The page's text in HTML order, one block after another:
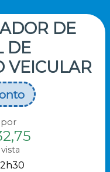
DE
DE
VEICULAR
por